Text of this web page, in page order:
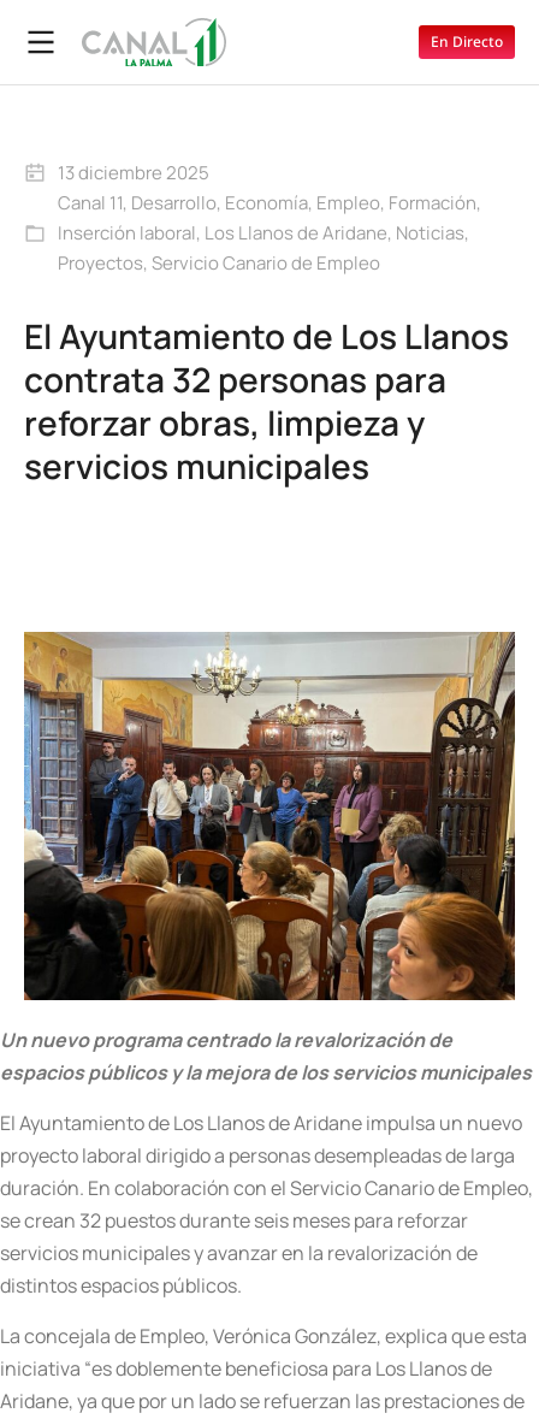
En Directo
13 diciembre 2025
Canal 11, Desarrollo, Economía, Empleo, Formación,
Inserción laboral, Los Llanos de Aridane, Noticias,
Proyectos, Servicio Canario de Empleo
El Ayuntamiento de Los Llanos
contrata 32 personas para
reforzar obras, limpieza y
servicios municipales
Un nuevo programa centrado la revalorización de
espacios públicos y la mejora de los servicios municipales
El Ayuntamiento de Los Llanos de Aridane impulsa un nuevo
proyecto laboral dirigido a personas desempleadas de larga
duración. En colaboración con el Servicio Canario de Empleo,
se crean 32 puestos durante seis meses para reforzar
servicios municipales y avanzar en la revalorización de
distintos espacios públicos.
La concejala de Empleo, Verónica González, explica que esta
iniciativa “es doblemente beneficiosa para Los Llanos de
Aridane, ya que por un lado se refuerzan las prestaciones de